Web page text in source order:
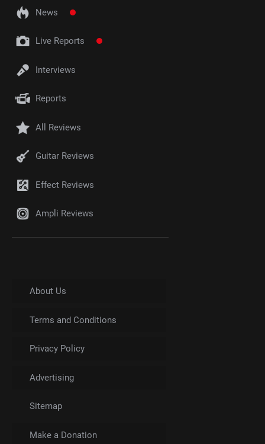
News
Live Reports
Interviews
Reports
All Reviews
Guitar Reviews
Effect Reviews
Ampli Reviews
About Us
Terms and Conditions
Privacy Policy
Advertising
Sitemap
Make a Donation